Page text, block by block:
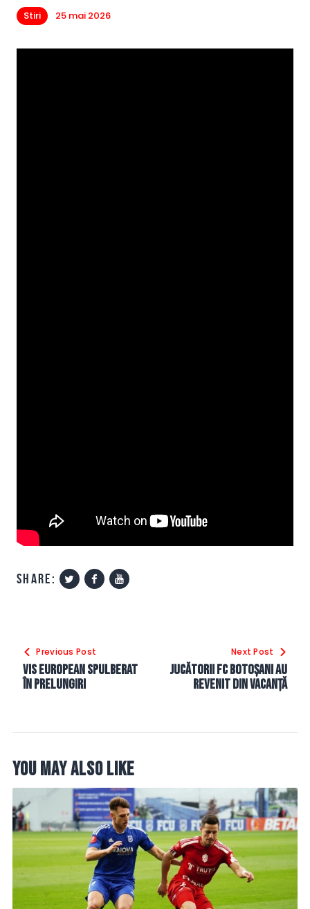
Stiri 25 mai 2026
share:
în
articole
Previous Post
Vis european spulberat
în prelungiri
Next Post
Jucătorii FC Botoșani au
revenit din vacanță
You May Also Like